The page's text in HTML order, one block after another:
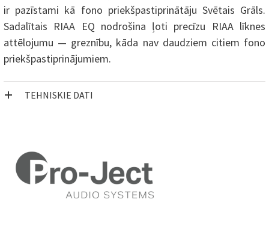
ir pazīstami kā fono priekšpastiprinātāju Svētais Grāls.
Sadalītais RIAA EQ nodrošina ļoti precīzu RIAA līknes
attēlojumu — greznību, kāda nav daudziem citiem fono
priekšpastiprinājumiem.
TEHNISKIE DATI